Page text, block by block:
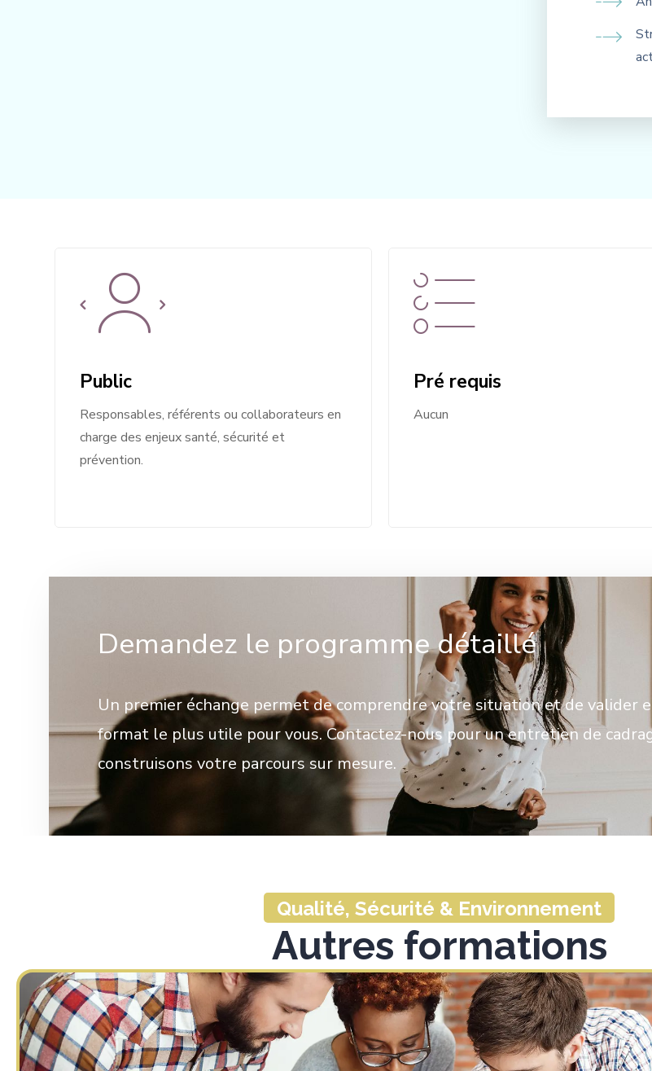
Public
Responsables, référents ou collaborateurs en
charge des enjeux santé, sécurité et
prévention.
Pré requis
Aucun
Demandez le programme détaillé
Un premier échange permet de comprendre votre situation et de valider
format le plus utile pour vous. Contactez-nous pour un entretien de
construisons votre parcours sur mesure.
Qualité, Sécurité & Environnement
Autres formations